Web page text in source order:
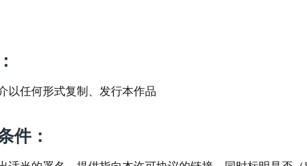
以任何形式复制、发行本作品
件：